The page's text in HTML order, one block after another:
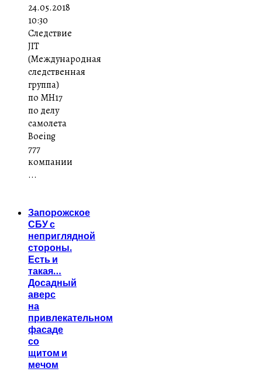
24.05.2018
10:30
Следствие
JIT
(Международная
следственная
группа)
по MH17
по делу
самолета
Boeing
777
компании
...
Запорожское
СБУ с
неприглядной
стороны.
Есть и
такая…
Досадный
аверс
на
привлекательном
фасаде
со
щитом и
мечом